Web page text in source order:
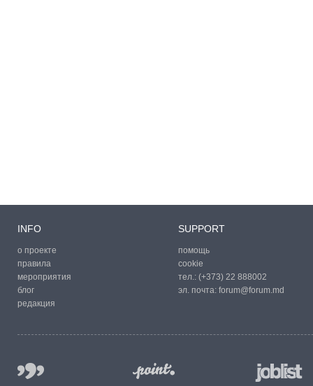
INFO
о проекте
правила
мероприятия
блог
редакция
SUPPORT
помощь
cookie
тел.: (+373) 22 888002
эл. почта: forum@forum.md